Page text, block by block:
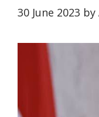
30 June 2023 by